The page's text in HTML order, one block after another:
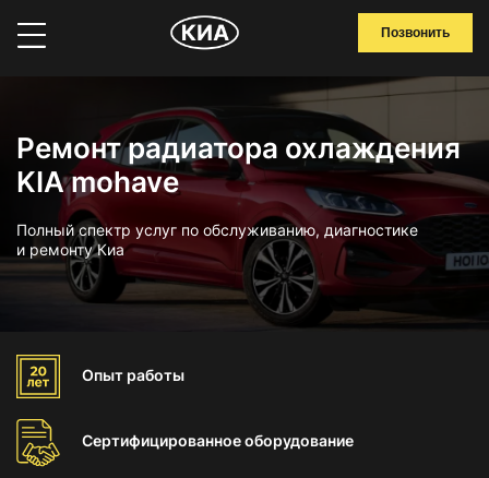
Позвонить
Ремонт радиатора охлаждения
KIA mohave
Полный спектр услуг по обслуживанию, диагностике
и ремонту Киа
Опыт работы
Сертифицированноеоборудование